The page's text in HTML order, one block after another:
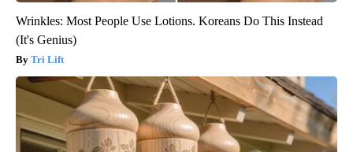
Wrinkles: Most People Use Lotions. Koreans Do This Instead
(It's Genius)
Tri Lift